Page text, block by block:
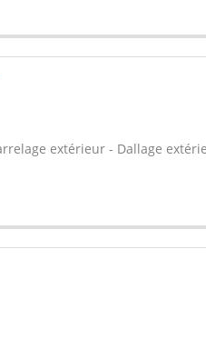
extérieur - Dallage